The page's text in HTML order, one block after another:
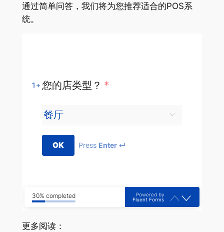
通过简单问答，我们将为您推荐适合的POS系
统。
1 您的店类型？ *
OK Press Enter ↵
30% completed
Powered by
Fluent Forms
更多阅读：